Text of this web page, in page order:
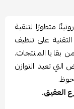
متطورًا لتنقية
على تنظيف
المنتجات،
تعيد التوازن
العقيق.